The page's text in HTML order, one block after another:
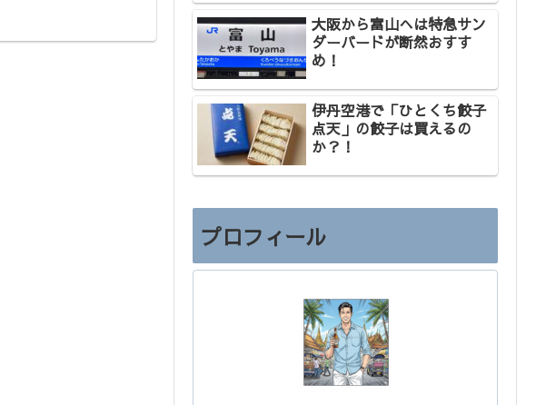
大阪から富山へは特急サン
ダーバードが断然おすす
め！
伊丹空港で「ひとくち餃子
点天」の餃子は買えるの
か？！
プロフィール